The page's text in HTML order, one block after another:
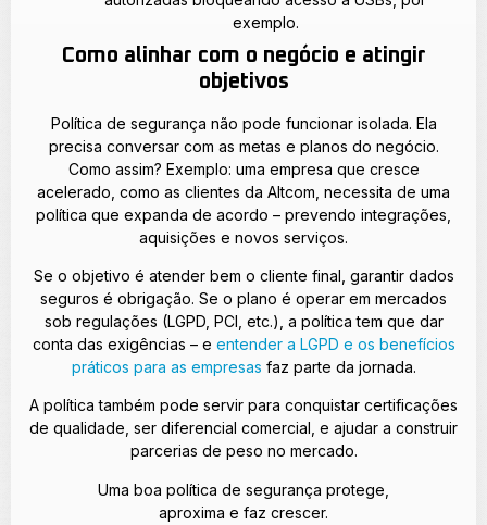
exemplo.
Como alinhar com o negócio e atingir
objetivos
Política de segurança não pode funcionar isolada. Ela
precisa conversar com as metas e planos do negócio.
Como assim? Exemplo: uma empresa que cresce
acelerado, como as clientes da Altcom, necessita de uma
política que expanda de acordo – prevendo integrações,
aquisições e novos serviços.
Se o objetivo é atender bem o cliente final, garantir dados
seguros é obrigação. Se o plano é operar em mercados
sob regulações (LGPD, PCI, etc.), a política tem que dar
conta das exigências – e entender a LGPD e os benefícios
práticos para as empresas faz parte da jornada.
A política também pode servir para conquistar certificações
de qualidade, ser diferencial comercial, e ajudar a construir
parcerias de peso no mercado.
Uma boa política de segurança protege,
aproxima e faz crescer.